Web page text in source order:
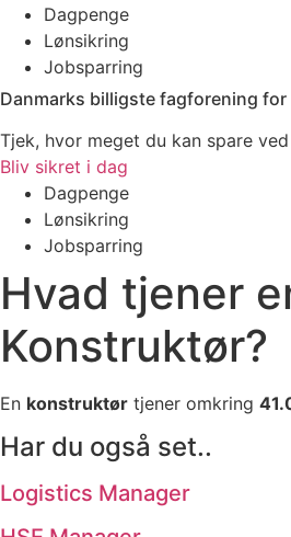
Dagpenge
Lønsikring
Jobsparring
Danmarks billigste fagforening
Tjek, hvor meget du kan spare
Bliv sikret i dag
Dagpenge
Lønsikring
Jobsparring
Hvad tjener
Konstruktør?
En konstruktør tjener omkring
Har du også set..
Logistics Manager